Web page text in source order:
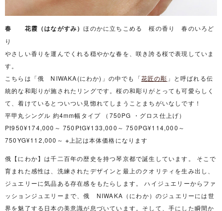
春 花霞（はながすみ）ほのかに立ちこめる 桜の香り 春のいろど
り
やさしい香りを運んでくれる穏やかな春を、咲き誇る桜で表現していま
す。
こちらは「俄 NIWAKA(にわか)」の中でも「花匠の彫 」と呼ばれる伝
統的な和彫りが施されたリングです。桜の和彫りがとっても可愛らしく
て、着けているとついつい見惚れてしまうことまちがいなしです！
平甲丸シングル 約4mm幅タイプ （750PG ・グロス仕上げ）
Pt950¥174,000～ 750PtG¥133,000～ 750PG¥114,000～
750YG¥112,000～ ※上記は本体価格になります
俄【にわか】は千二百年の歴史を持つ琴京都で誕生しています。 そこで
育まれた感性は、洗練されたデザインと最上のクオリティを生み出し、
ジュエリーに気品ある存在感をもたらします。 ハイジュエリーからファ
ッションジュエリーまで、俄 NIWAKA（にわか）のジュエリーには世
界を魅了する日本の美意識が息づいています。そして、手にした瞬間か